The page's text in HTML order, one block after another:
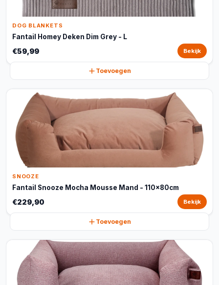
DOG BLANKETS
Fantail Homey Deken Dim Grey - L
€59,99 Bekijk
Toevoegen
SNOOZE
Fantail Snooze Mocha Mousse Mand - 110x80cm
€229,90 Bekijk
Toevoegen